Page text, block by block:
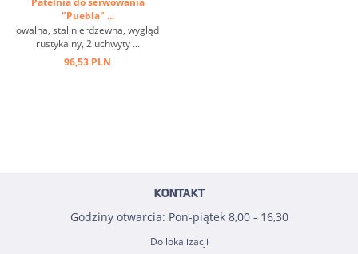
"Puebla" ...
owalna, stal nierdzewna, wygląd
rustykalny, 2 uchwyty ...
96,53 PLN
KONTAKT
Godziny otwarcia: Pon-piątek 8,00 - 16,30
Do lokalizacji